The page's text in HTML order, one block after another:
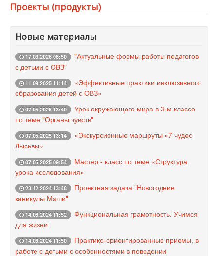
Периодические издания
Проекты (продукты)
Новые материалы
17.06.2026 08:50
"Актуальные формы работы педагогов
с детьми с ОВЗ"
11.09.2025 11:14
«Эффективные практики инклюзивного
образования детей с ОВЗ»
07.05.2025 13:40
Урок окружающего мира в 3-м классе
по теме "Органы чувств"
07.05.2025 13:14
«Экскурсионные маршруты «7 чудес
Лысьвы»
07.05.2025 09:54
Мастер - класс по теме «Структура
урока исследования»
23.12.2024 13:48
Проектная задача "Новогодние
каникулы Маши"
14.06.2024 11:52
Функциональная грамотность. Учимся
для жизни
14.06.2024 11:50
Практико-ориентированные приемы, в
работе с детьми с особенностями в поведении